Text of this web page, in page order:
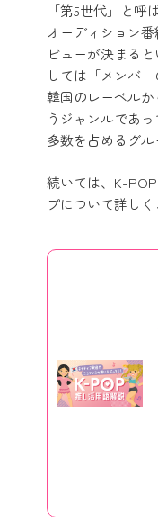
「第5世代」と呼
オーディション
ビューが決まる
しては「メンバ
韓国のレーベル
うジャンルであ
多数を占めるグル
続いては、K-
プについて詳しく